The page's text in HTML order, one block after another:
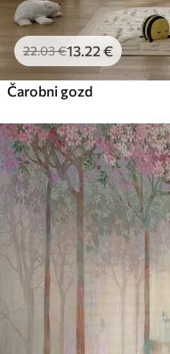
22.03€13 .22 €
Čarobni gozd